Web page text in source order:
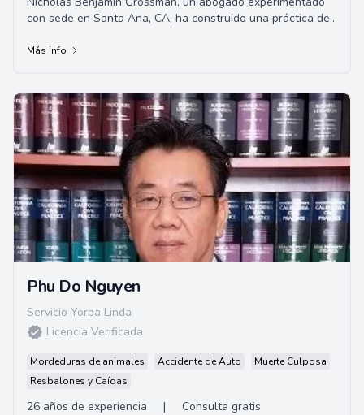
con sede en Santa Ana, CA, ha construido una práctica de
Más info
Phu Do Nguyen
Servicio Yorba Linda
Licencia Verificada
Mordeduras de animales Accidente de Auto
Muerte Culposa
Resbalones y Caídas
26 años de experiencia |
Consulta gratis